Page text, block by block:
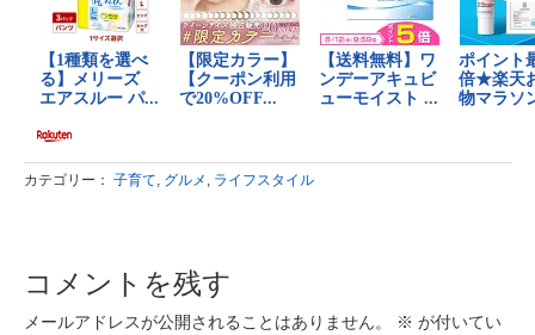
カテゴリー： 子育て グルメ ライフスタイル
コメントを残す
メールアドレスが公開されることはありません。 ※ が付いてい